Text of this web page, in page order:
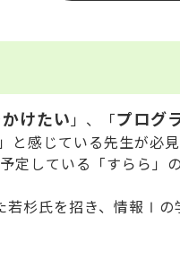
けたい 」、「プログ
」と感じている先生が必見
定している「すらら
杉氏を招き、情報Ⅰの